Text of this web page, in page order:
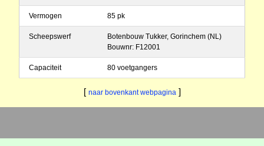
Vermogen 85 pk
Scheepswerf
Botenbouw Tukker, Gorinchem (NL)
Bouwnr: F12001
Capaciteit 80 voetgangers
[ naar bovenkant webpagina ]